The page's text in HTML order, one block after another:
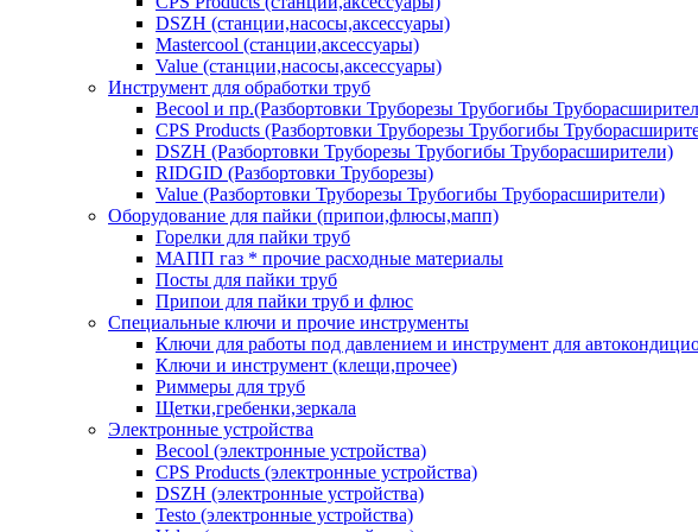
DSZH (станции,насосы,аксессуары)
Mastercool (станции,аксессуары)
Value (станции,насосы,аксессуары)
Инструмент для обработки труб
Becool и пр.(Разбортовки Труборезы Трубогибы
CPS Products (Разбортовки Труборезы Трубогибы
DSZH (Разбортовки Труборезы Трубогибы Труборасширители)
RIDGID (Разбортовки Труборезы)
Value (Разбортовки Труборезы Трубогибы Труборасширители)
Оборудование для пайки (припои,флюсы,мапп)
Горелки для пайки труб
МАПП газ * прочие расходные материалы
Посты для пайки труб
Припои для пайки труб и флюс
Специальные ключи и прочие инструменты
Ключи для работы под давлением и инструмент для
Ключи и инструмент (клещи,прочее)
Риммеры для труб
Щетки,гребенки,зеркала
Электронные устройства
Becool (электронные устройства)
CPS Products (электронные устройства)
DSZH (электронные устройства)
Testo (электронные устройства)